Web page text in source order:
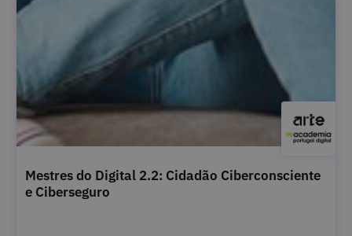
Mestres do Digital 2.2: Cidadão Ciberconsciente
e Ciberseguro